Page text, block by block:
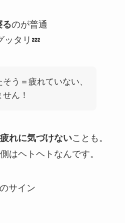
るのが普通
ッタリ💤
そう＝疲れていない、
ん！
れに気づけないことも。
はヘトヘトなんです。
サイン